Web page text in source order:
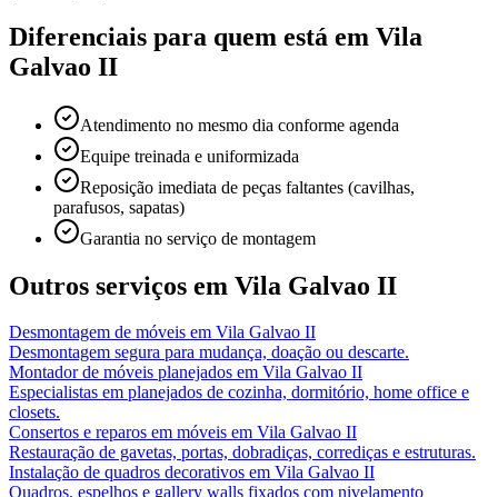
Diferenciais para quem está em Vila
Galvao II
Atendimento no mesmo dia conforme agenda
Equipe treinada e uniformizada
Reposição imediata de peças faltantes (cavilhas,
parafusos, sapatas)
Garantia no serviço de montagem
Outros serviços em Vila Galvao II
Desmontagem de móveis em Vila Galvao II
Desmontagem segura para mudança, doação ou descarte.
Montador de móveis planejados em Vila Galvao II
Especialistas em planejados de cozinha, dormitório, home office e
closets.
Consertos e reparos em móveis em Vila Galvao II
Restauração de gavetas, portas, dobradiças, corrediças e estruturas.
Instalação de quadros decorativos em Vila Galvao II
Quadros, espelhos e gallery walls fixados com nivelamento